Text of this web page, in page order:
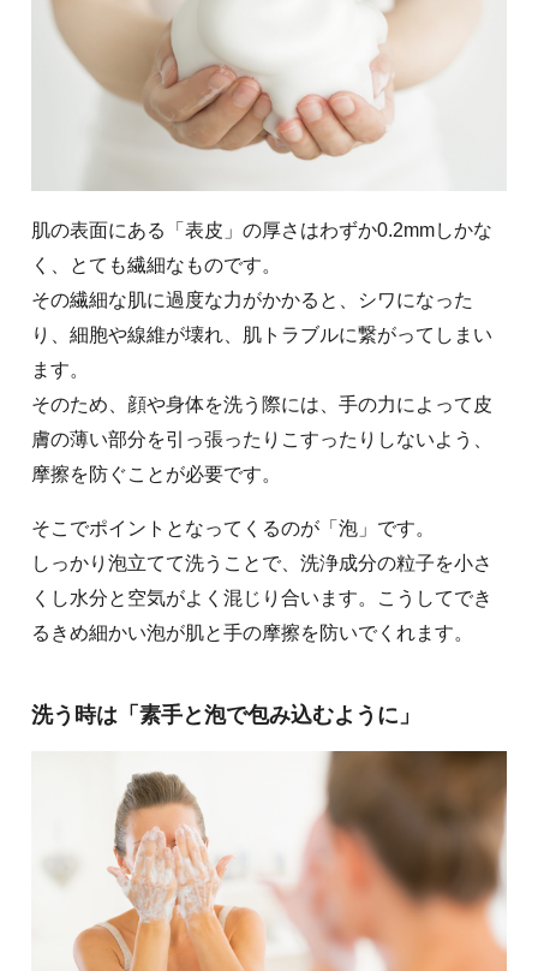
肌の表面にある「表皮」の厚さはわずか0.2mmしかな
く、とても繊細なものです。
その繊細な肌に過度な力がかかると、シワになった
り、細胞や線維が壊れ、肌トラブルに繋がってしまい
ます。
そのため、顔や身体を洗う際には、手の力によって皮
膚の薄い部分を引っ張ったりこすったりしないよう、
摩擦を防ぐことが必要です。
そこでポイントとなってくるのが「泡」です。
しっかり泡立てて洗うことで、洗浄成分の粒子を小さ
くし水分と空気がよく混じり合います。こうしてでき
るきめ細かい泡が肌と手の摩擦を防いでくれます。
洗う時は「素手と泡で包み込むように」